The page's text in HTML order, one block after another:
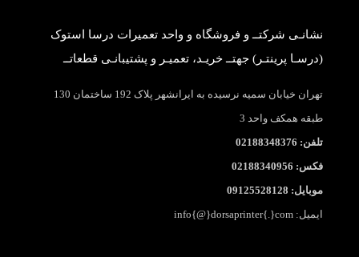
نشانـی شرکتــ و فروشگاه و واحد تعمیرات درسا استوک
(درسـا پرینتـر) جهتــ خریـد، تعمیـر و پشتیبانـی قطعاتــ
تهران خیابان سمیه نرسیده به ایرانشهر پلاک 192 ساختمان 130
طبقه همکف واحد 3
تلفن: 02188348376
فکس: 02188340956
موبایل: 09125528128
ایمیل: info{@}dorsaprinter{.}com